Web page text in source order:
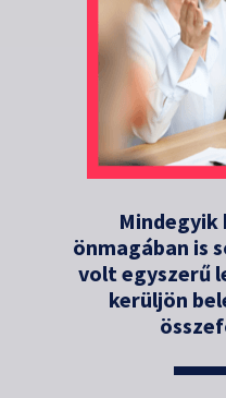
önmagában is
volt egyszerű
kerüljön